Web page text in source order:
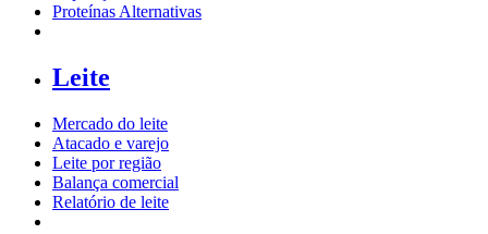
Proteínas Alternativas
Leite
Mercado do leite
Atacado e varejo
Leite por região
Balança comercial
Relatório de leite